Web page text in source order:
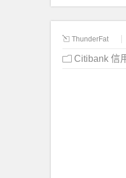
ThunderFat
Citibank 信